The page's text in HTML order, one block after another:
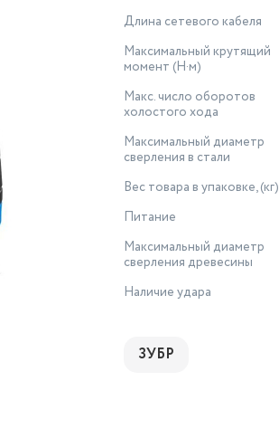
Длина сетевого кабеля
Максимальный крутящий
момент (Н·м)
Макс. число оборотов
холостого хода
Максимальный диаметр
сверления в стали
Вес товара в упаковке, (кг)
Питание
Максимальный диаметр
сверления древесины
Наличие удара
ЗУБР